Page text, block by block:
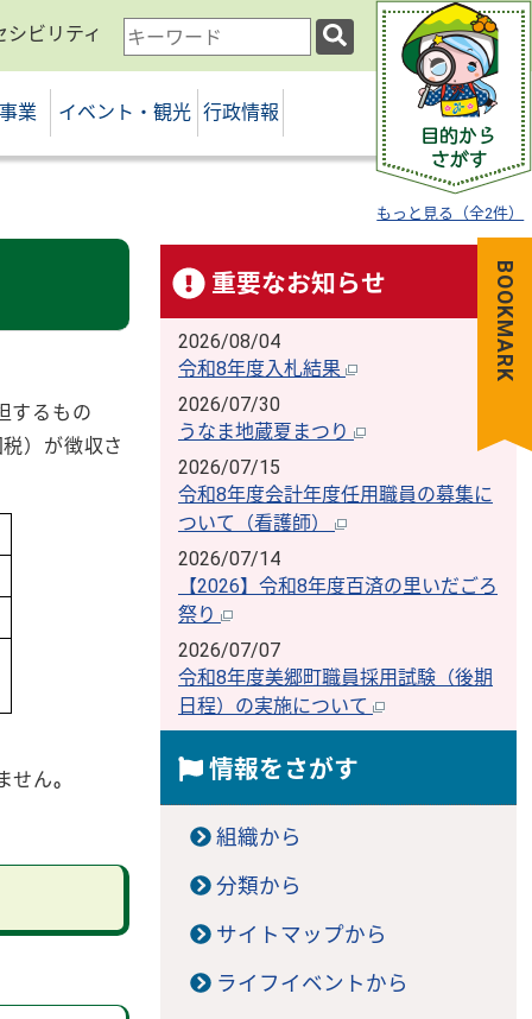
シビリティ
検
索
ー
業 イベント・観光 行政情報
もっと見る（全2件）
するもの
）が徴収さ
せん。
重要なお知らせ
2026/08/04
令和8年度入札結果
2026/07/30
うなま地蔵夏まつり
2026/07/15
令和8年度会計年度任用職員の募集に
ついて（看護師）
2026/07/14
【2026】令和8年度百済の里いだごろ
祭り
2026/07/07
令和8年度美郷町職員採用試験（後期
日程）の実施について
情報をさがす
組織から
分類から
サイトマップから
ライフイベントから
BOOKMARK